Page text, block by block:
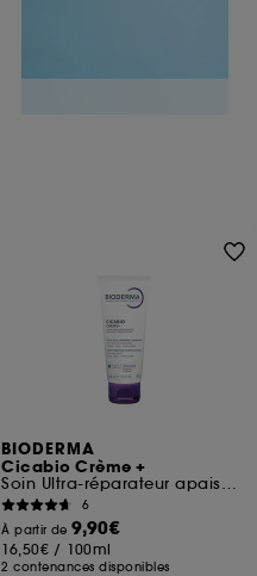
BIODERMA
Cicabio Crème +
Soin Ultra-réparateur apaisant
6
À partir de9,90€
16,50€ / 100ml
2 contenances disponibles